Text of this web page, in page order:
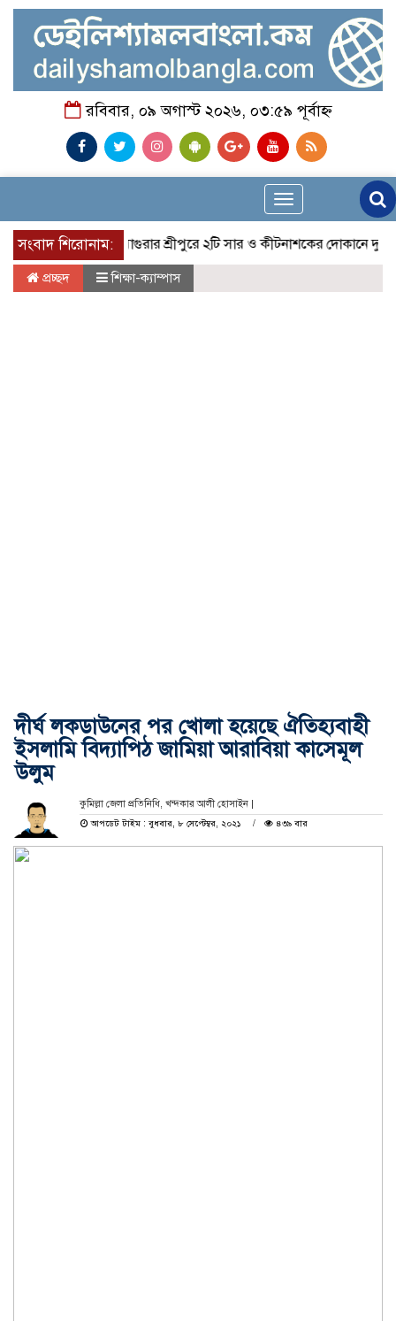
রবিবার, ০৯ অগাস্ট ২০২৬, ০৩:৫৯ পূর্বাহ্ন
Toggle
navigation
সংবাদ শিরোনাম:মাগুরার শ্রীপুরে ২টি সার ও কীটনাশকের দোকানে দুর্ধর্ষ চুরি
প্রচ্ছদ শিক্ষা-ক্যাম্পাস
দীর্ঘ লকডাউনের পর খোলা হয়েছে ঐতিহ্যবাহী
ইসলামি বিদ্যাপিঠ জামিয়া আরাবিয়া কাসেমূল
উলুম
কুমিল্লা জেলা প্রতিনিধি, খন্দকার আলী হোসাইন |
আপডেট টাইম : বুধবার, ৮ সেপ্টেম্বর, ২০২১
৪৩৯ বার